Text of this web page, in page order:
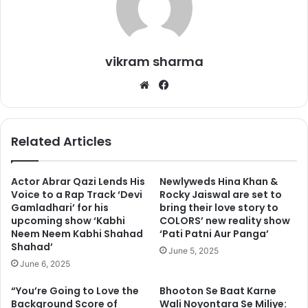
vikram sharma
We
te
bo
Related Articles
Actor Abrar Qazi Lends His
Voice to a Rap Track ‘Devi
Gamladhari’ for his
upcoming show ‘Kabhi
Neem Neem Kabhi Shahad
Shahad’
June 6, 2025
Newlyweds Hina Khan &
Rocky Jaiswal are set to
bring their love story to
COLORS’ new reality show
‘Pati Patni Aur Panga’
June 5, 2025
“You’re Going to Love the
Background Score of
Bhooton Se Baat Karne
Wali Noyontara Se Miliye: